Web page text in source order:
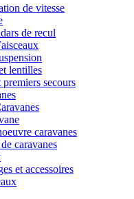
de vitesse
de recul
lentilles
secours
caravanes
caravanes
et accessoires